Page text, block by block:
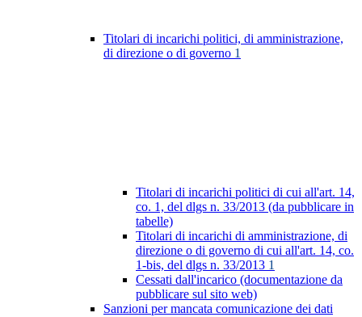
Titolari di incarichi politici, di amministrazione,
di direzione o di governo 1
Titolari di incarichi politici di cui all'art. 14,
co. 1, del dlgs n. 33/2013 (da pubblicare in
tabelle)
Titolari di incarichi di amministrazione, di
direzione o di governo di cui all'art. 14, co.
1-bis, del dlgs n. 33/2013 1
Cessati dall'incarico (documentazione da
pubblicare sul sito web)
Sanzioni per mancata comunicazione dei dati